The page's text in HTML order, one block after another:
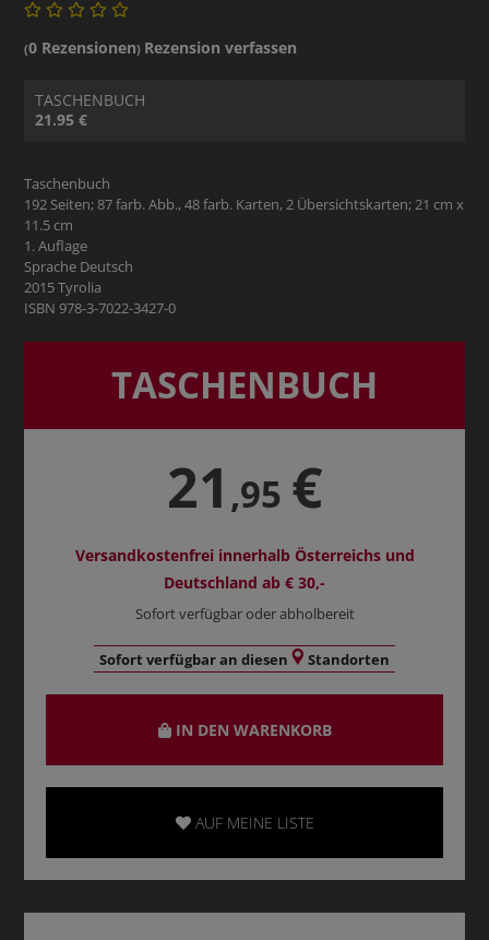
(0 Rezensionen) Rezension verfassen
TASCHENBUCH
21.95 €
Taschenbuch
192 Seiten; 87 farb. Abb., 48 farb. Karten, 2 Übersichtskarten; 21 cm x
11.5 cm
1. Auflage
Sprache Deutsch
2015 Tyrolia
ISBN 978-3-7022-3427-0
TASCHENBUCH
21 ,95 €
Versandkostenfrei innerhalb Österreichs und
Deutschland ab € 30,-
Sofort verfügbar oder abholbereit
Sofort verfügbar an diesen Standorten
IN DEN WARENKORB
AUF MEINE LISTE